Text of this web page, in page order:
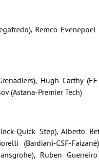
Remco
Hugh Carthy
(Astana-Premier Tech)
Quick Step), Alberto
(Bardiani-CSF-
Ruben